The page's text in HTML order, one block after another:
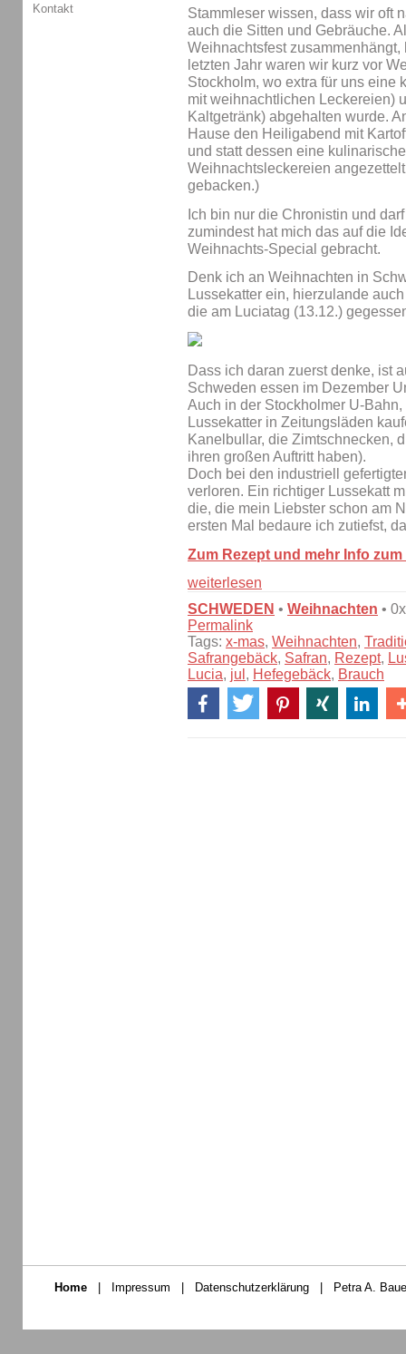
Stammleser wissen, dass wir oft
auch die Sitten und Gebräuche.
Weihnachtsfest
letzten Jahr waren wir kurz vor
Stockholm, wo extra für uns eine
mit weihnachtlichen Leckereien)
Kaltgetränk) abgehalten wurde.
Hause den Heiligabend mit
und statt dessen eine
Weihnachtsleckereien
gebacken.)
Ich bin nur die Chronistin und
zumindest hat mich das auf die
Weihnachts-Special gebracht.
Denk ich an Weihnachten in
Lussekatter ein, hierzulande
die am Luciatag (13.12.)
Dass ich daran zuerst denke, ist
Schweden essen im Dezember
Auch in der Stockholmer U-
Lussekatter in Zeitungsläden
Kanelbullar, die Zimtschnecken,
ihren großen Auftritt haben).
Doch bei den industriell
verloren. Ein richtiger Lussekatt
die, die mein Liebster schon am
ersten Mal bedaure ich zutiefst,
Zum Rezept und mehr Info
weiterlesen
SCHWEDEN • Weihnachten •
Permalink
Tags: x-mas, Weihnachten,
Safrangebäck, Safran, Rezept,
Lucia, jul , Hefegebäck, Brauch
Kontakt
Home Impressum Datenschutzerklärung Petra A.